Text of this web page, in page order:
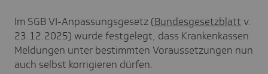
Im SGB VI-Anpassungsgesetz (Bundesgesetzblatt v.
23.12.2025) wurde festgelegt, dass Krankenkassen
Meldungen unter bestimmten Voraussetzungen nun
auch selbst korrigieren dürfen.